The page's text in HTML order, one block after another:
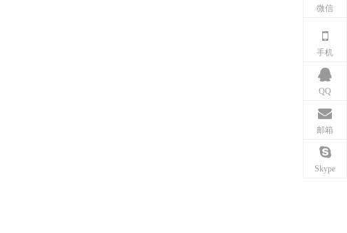
微信
手机
QQ
邮箱
Skype